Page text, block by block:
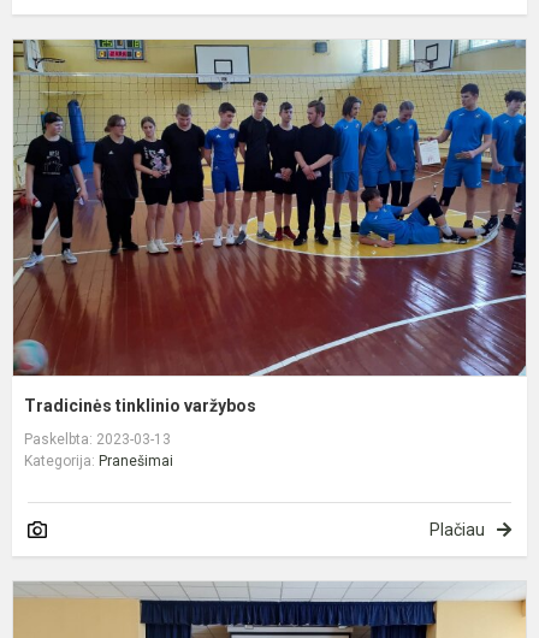
Tradicinės tinklinio varžybos
Paskelbta: 2023-03-13
Kategorija: Pranešimai
Plačiau